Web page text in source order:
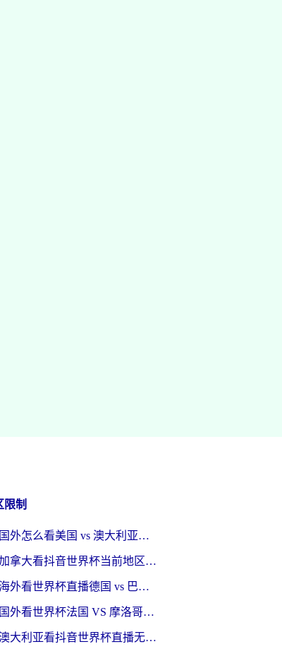
限制
在国外怎么看美国 vs 澳大利亚世界杯直播？海外党必藏的中文解说观赛指南
在加拿大看抖音世界杯当前地区不可播放？海外党体育观赛终极指南
在海外看世界杯直播德国 vs 巴拉圭当前IP受限制？这篇指南帮你轻松解决地区限制
在国外看世界杯法国 VS 摩洛哥仅限中国大陆？别让地域限制拦下你的欢呼
在澳大利亚看抖音世界杯直播无法播放？海外党体育观赛终极指南来了！